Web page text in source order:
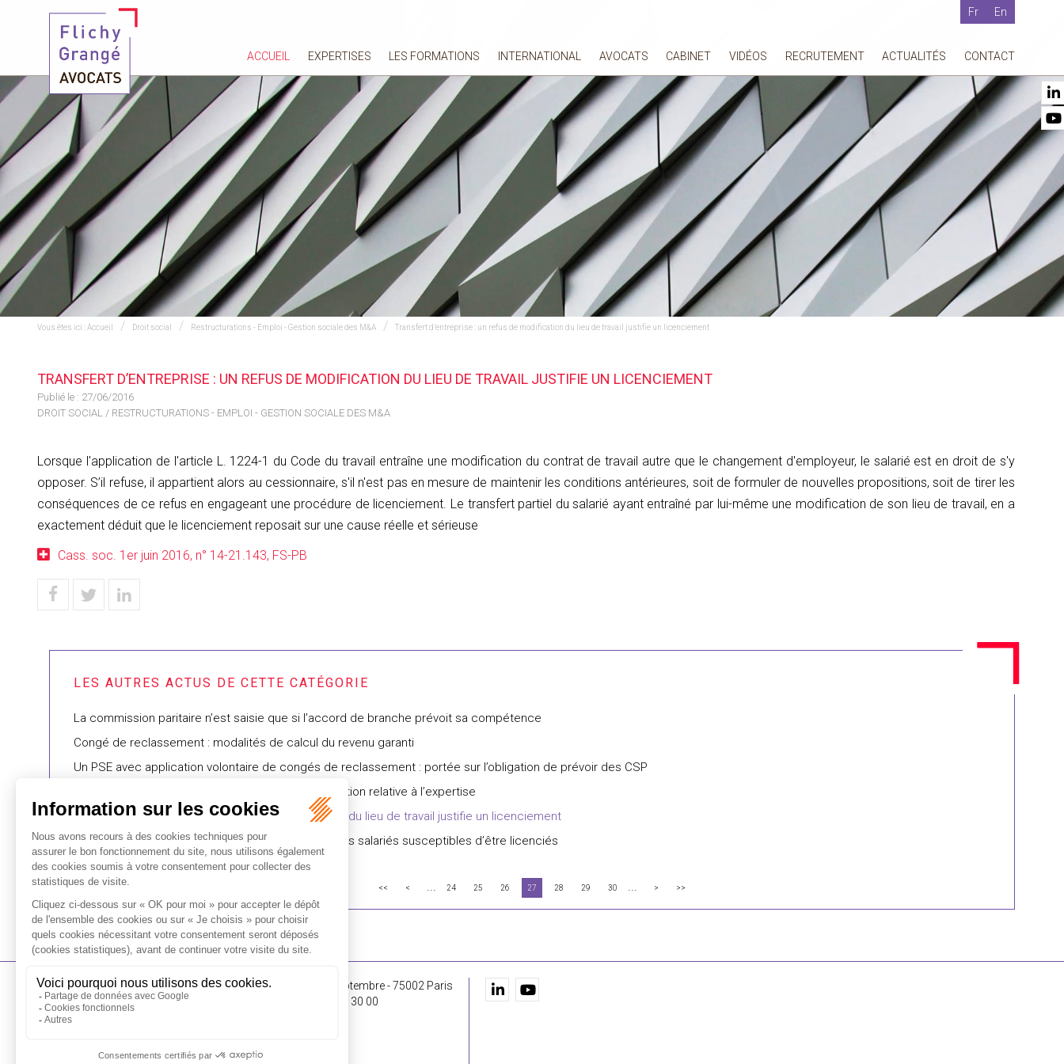
Fr En
ACCUEIL EXPERTISES LES FORMATIONS INTERNATIONAL AVOCATS CABINET VIDÉOS RECRUTEMENT ACTUALITÉS CONTACT
Vous êtes ici :Accueil Droit social Restructurations - Emploi - Gestion sociale des M&A Transfert d’entreprise : un refus de modification du lieu de travail justifie un licenciement
TRANSFERT D’ENTREPRISE : UN REFUS DE MODIFICATION DU LIEU DE TRAVAIL JUSTIFIE UN LICENCIEMENT
Publié le : 27/06/2016
DROIT SOCIAL / RESTRUCTURATIONS - EMPLOI - GESTION SOCIALE DES M&A
Lorsque l'application de l'article L. 1224-1 du Code du travail entraîne une modification du contrat de travail autre que le changement d'employeur, le salarié est en droit de s'y
opposer. S’il refuse, il appartient alors au cessionnaire, s'il n'est pas en mesure de maintenir les conditions antérieures, soit de formuler de nouvelles propositions, soit de tirer les
conséquences de ce refus en engageant une procédure de licenciement. Le transfert partiel du salarié ayant entraîné par lui-même une modification de son lieu de travail, en a
exactement déduit que le licenciement reposait sur une cause réelle et sérieuse
Cass. soc. 1er juin 2016, n° 14-21.143, FS-PB
La commission paritaire n’est saisie que si l’accord de branche prévoit sa compétence
Congé de reclassement : modalités de calcul du revenu garanti
Un PSE avec application volontaire de congés de reclassement : portée sur l’obligation de prévoir des CSP
PSE : demande d’injonction du CHSCT ou contestation relative à l’expertise
Transfert d’entreprise : un refus de modification du lieu de travail justifie un licenciement
PDV : l’obligation de reclassement s’impose pour les salariés susceptibles d’être licenciés
<< < ... 24 25 26 27 28 29 30 ... > >>
FLICHY GRANGÉ AVOCATS
16-18 Rue du 4 Septembre - 75002 Paris
Tél : +33 (0)1 56 62 30 00
Contactez-nous
RECEVOIR LA NEWSLETTER